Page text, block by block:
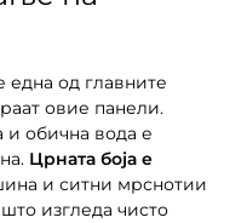
една од главните
овие панели.
и обична вода е
Црната боја е
и ситни мрснотии
изгледа чисто